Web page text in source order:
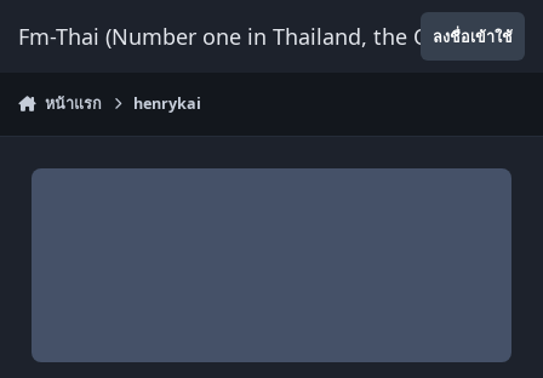
Fm-Thai (Number one in Thailand, the Onlyลงชื่อเข้าใช้
หน้าแรก henrykai